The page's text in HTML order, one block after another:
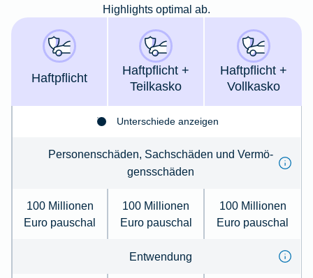
Highlights optimal ab.
Haft­pflicht
Haft­pflicht +
Teil­kasko
Haft­pflicht +
Voll­kasko
Unterschiede anzeigen
Per­sonenschäden, Sachschäden und Ver­mö­
gens­schä­den
100 Millionen
Euro pauschal
100 Millionen
Euro pauschal
100 Millionen
Euro pauschal
Ent­wen­dung